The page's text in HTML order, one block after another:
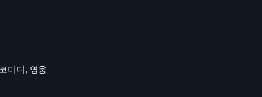
미디, 영웅